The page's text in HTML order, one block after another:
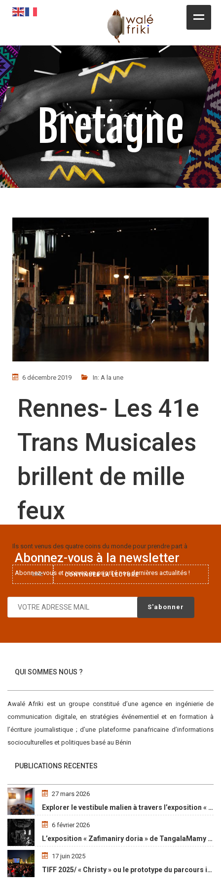
Toute l’actualité
Opportunités
L’AGENDA
Magazines
Awalé Booking
Bretagne
6 décembre 2019 In: A la une
Rennes- Les 41e
Trans Musicales
brillent de mille
feux
Ils sont venus des quatre coins du monde pour prendre part à
LIKE CONTINUER LA LECTURE
Abonnez-vous à la newsletter
Abonnez-vous et recevez en priorité nos dernières actualités !
QUI SOMMES NOUS ?
Awalé Afriki est un groupe constitué d’une agence en ingénierie de
communication digitale, en stratégies événementiel et en formation à
l’écriture journalistique ; d’une plateforme panafricaine d’informations
socioculturelles et politiques basé au Bénin
PUBLICATIONS RECENTES
27 mars 2026
Explorer le vestibule malien à travers l’exposition « Maaya Bulon »
6 février 2026
L’exposition « Zafimaniry doria » de TangalaMamy honore la mémoire d’un peuple malgache
17 juin 2025
TIFF 2025/ « Christy » ou le prototype du parcours initiatique